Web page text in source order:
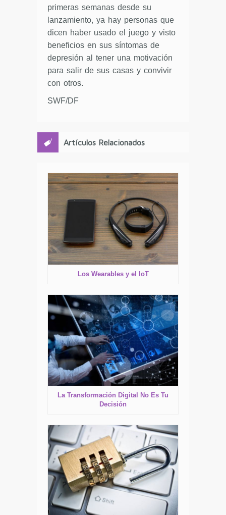
primeras semanas desde su
lanzamiento, ya hay personas que
dicen haber usado el juego y visto
beneficios en sus síntomas de
depresión al tener una motivación
para salir de sus casas y convivir
con otros.
SWF/DF
Artículos Relacionados
Los Wearables y el IoT
La Transformación Digital No Es Tu
Decisión